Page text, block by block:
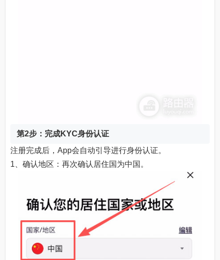
第2步：完成KYC身份认证
注册完成后，App会自动引导进行身份认证。
1、确认地区：再次确认居住国为中国。